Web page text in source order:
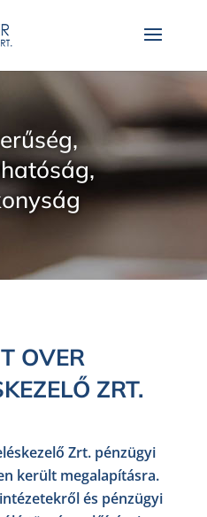
OVER
ZRT.
Zrt. pénzügyi
került megalapításra.
és pénzügyi